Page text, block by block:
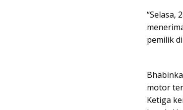
“Selasa,
pemilik
motor
Ketiga